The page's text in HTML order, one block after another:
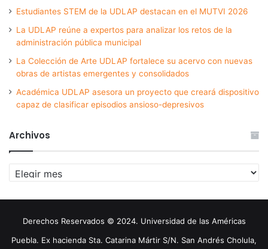
Estudiantes STEM de la UDLAP destacan en el MUTVI 2026
La UDLAP reúne a expertos para analizar los retos de la
administración pública municipal
La Colección de Arte UDLAP fortalece su acervo con nuevas
obras de artistas emergentes y consolidados
Académica UDLAP asesora un proyecto que creará dispositivo
capaz de clasificar episodios ansioso-depresivos
Archivos
Archivos
Derechos Reservados © 2024. Universidad de las Américas
Puebla. Ex hacienda Sta. Catarina Mártir S/N. San Andrés Cholula,